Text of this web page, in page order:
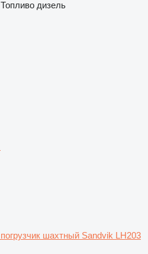
Топливо дизель
погрузчик шахтный Sandvik LH203